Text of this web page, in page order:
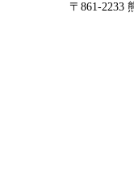
〒861-2233